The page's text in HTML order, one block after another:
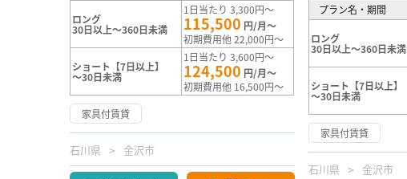
ロング
30日以上～360日未満
1日当たり 3,300円～
115,500 円/月～
初期費用他 22,000円～
ショート【7日以上】
～30日未満
1日当たり 3,600円～
124,500 円/月～
初期費用他 16,500円～
家具付賃貸
石川県 金沢市
プラン名・期間
ロング
30日以上～360日未満
ショート【7日以上】
～30日未満
家具付賃貸
石川県 金沢市